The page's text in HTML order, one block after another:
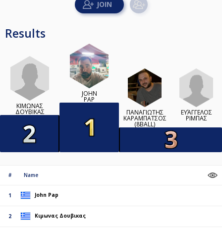
Results
ΚΙΜΩΝΑΣ
ΔΟΥΒΙΚΑΣ
JOHN
PAP
ΠΑΝΑΓΙΩΤΗΣ
ΚΑΡΑΜΠΑΤΣΟΣ
(8BALL)
ΕΥΆΓΓΕΛΟΣ
ΡΙΜΠΑΣ
# Name
1 John Pap
2 Κιμωνας Δουβικας